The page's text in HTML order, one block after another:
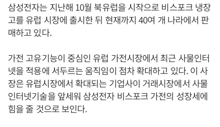
삼성전자는 지난해 10월 북유럽을 시작으로 비스포크 냉장
고를 유럽 시장에 출시한 뒤 현재까지 40여 개 나라에서 판
매하고 있다.
가전 고유기능이 중심인 유럽 가전시장에서 최근 사물인터
넷을 적용에 서두르는 움직임이 점차 확대하고 있다. 이 사
장은 유럽시장에서 확대되는 기업사이 거래시장에서 사물
인터넷기술을 앞세워 삼성전자 비스포크 가전의 성장세에
힘을 줄 것으로 보인다.